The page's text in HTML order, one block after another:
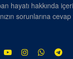
hayatı hakkında
sorunlarına